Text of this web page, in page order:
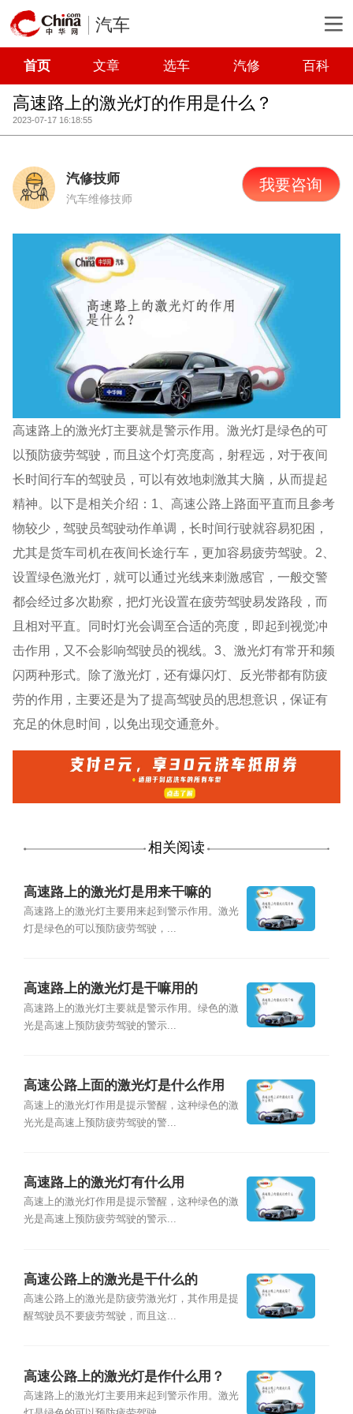
汽车
首页 文章 选车 汽修 百科
高速路上的激光灯的作用是什么？
2023-07-17 16:18:55
汽修技师
汽车维修技师
我要咨询
高速路上的激光灯主要就是警示作用。激光灯是绿色的可
以预防疲劳驾驶，而且这个灯亮度高，射程远，对于夜间
长时间行车的驾驶员，可以有效地刺激其大脑，从而提起
精神。以下是相关介绍：1、高速公路上路面平直而且参考
物较少，驾驶员驾驶动作单调，长时间行驶就容易犯困，
尤其是货车司机在夜间长途行车，更加容易疲劳驾驶。2、
设置绿色激光灯，就可以通过光线来刺激感官，一般交警
都会经过多次勘察，把灯光设置在疲劳驾驶易发路段，而
且相对平直。同时灯光会调至合适的亮度，即起到视觉冲
击作用，又不会影响驾驶员的视线。3、激光灯有常开和频
闪两种形式。除了激光灯，还有爆闪灯、反光带都有防疲
劳的作用，主要还是为了提高驾驶员的思想意识，保证有
充足的休息时间，以免出现交通意外。
相关阅读
高速路上的激光灯是用来干嘛的
高速路上的激光灯主要用来起到警示作用。激光
灯是绿色的可以预防疲劳驾驶，...
高速路上的激光灯是干嘛用的
高速路上的激光灯主要就是警示作用。绿色的激
光是高速上预防疲劳驾驶的警示...
高速公路上面的激光灯是什么作用
高速上的激光灯作用是提示警醒，这种绿色的激
光光是高速上预防疲劳驾驶的警...
高速路上的激光灯有什么用
高速上的激光灯作用是提示警醒，这种绿色的激
光是高速上预防疲劳驾驶的警示...
高速公路上的激光是干什么的
高速公路上的激光是防疲劳激光灯，其作用是提
醒驾驶员不要疲劳驾驶，而且这...
高速公路上的激光灯是作什么用？
高速路上的激光灯主要用来起到警示作用。激光